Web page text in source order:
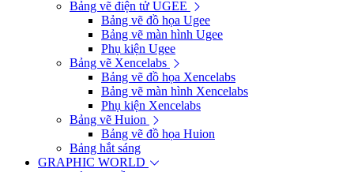
Bảng vẽ điện tử UGEE
Bảng vẽ đồ họa Ugee
Bảng vẽ màn hình Ugee
Phụ kiện Ugee
Bảng vẽ Xencelabs
Bảng vẽ đồ họa Xencelabs
Bảng vẽ màn hình Xencelabs
Phụ kiện Xencelabs
Bảng vẽ Huion
Bảng vẽ đồ họa Huion
Bảng hắt sáng
GRAPHIC WORLD